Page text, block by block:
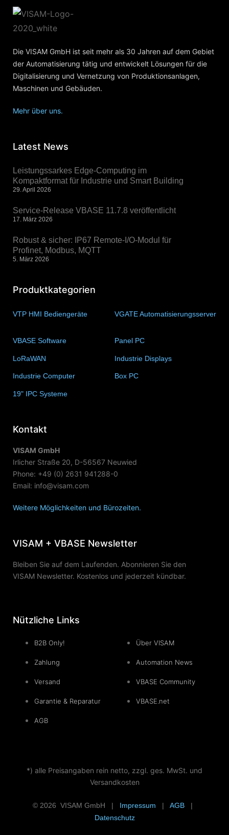
Die VISAM GmbH ist seit mehr als 30 Jahren auf dem Gebiet
der Automatisierung tätig und entwickelt Lösungen für die
Digitalisierung und Vernetzung von Produktionsanlagen,
Maschinen und Gebäuden.
Mehr über uns.
Latest News
Leistungssarkes Edge-Computing im
Kompaktformat für Industrie und Smart Building
29. April 2026
Service-Release VBASE 11.7.8 veröffentlicht
17. März 2026
Robust & sicher: IP67 Remote-I/O-Modul für
Profinet, Modbus, MQTT
5. März 2026
Produktkategorien
VTP HMI Bediengeräte
VGATE Automatisierungsserver
VBASE Software Panel PC
LoRaWAN Industrie Displays
Industrie Computer Box PC
19" IPC Systeme
Kontakt
VISAM GmbH
Irlicher Straße 20, D-56567 Neuwied
Phone: +49 (0) 2631 941288-0
Email: info@visam.com
Weitere Möglichkeiten und Bürozeiten.
VISAM + VBASE Newsletter
Bleiben Sie auf dem Laufenden. Abonnieren Sie den
VISAM Newsletter. Kostenlos und jederzeit kündbar.
Nützliche Links
B2B Only!
Zahlung
Versand
Garantie & Reparatur
AGB
Über VISAM
Automation News
VBASE Community
VBASE.net
*) alle Preisangaben rein netto, zzgl. ges. MwSt. und
Versandkosten
© 2026 VISAM GmbH | Impressum | AGB|
Datenschutz